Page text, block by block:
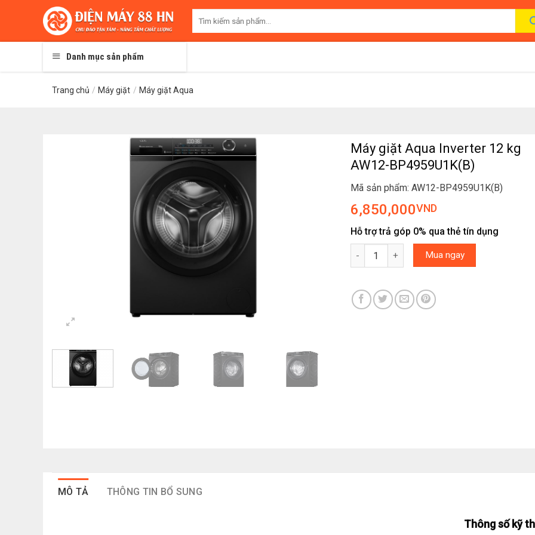
kiếm:
Danh mục sản phẩm
Trang chủ / Máy giặt / Máy giặt Aqua
Máy giặt Aqua Inverter 12 kg
AW12-BP4959U1K(B)
Mã sản phẩm: AW12-BP4959U1K(B)
6,850,000VND
Hỗ trợ trả góp 0% qua thẻ tín dụng
Máy giặt Aqua Inverter 12 kg AW12-
Mua ngay
MÔ TẢ THÔNG TIN BỔ SUNG
Thông số kỹ